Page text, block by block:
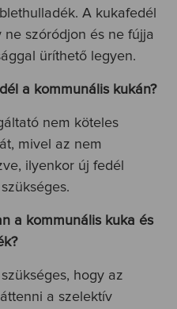
A kukafedél
ne szóródjon és ne fújja
üríthető legyen.
a kommunális kukán?
nem köteles
mivel az nem
ilyenkor új fedél
a kommunális kuka és
hogy az
a szelektív